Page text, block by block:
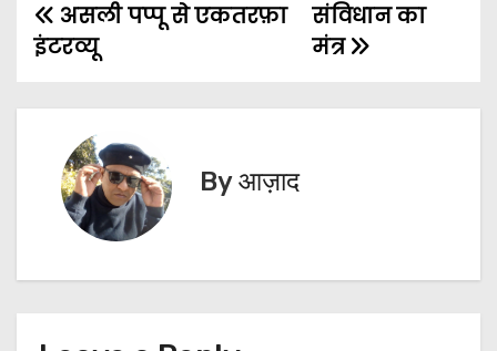
P
o
s
संविधान का
मंत्र
असली पप्पू से एकतरफ़ा
इंटरव्यू
Byआज़ाद